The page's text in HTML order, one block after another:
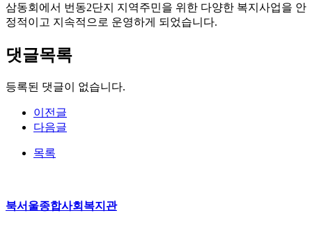
삼동회에서 번동2단지 지역주민을 위한 다양한 복지사업을 안
정적이고 지속적으로 운영하게 되었습니다.
댓글목록
등록된 댓글이 없습니다.
이전글
다음글
목록
북서울종합사회복지관